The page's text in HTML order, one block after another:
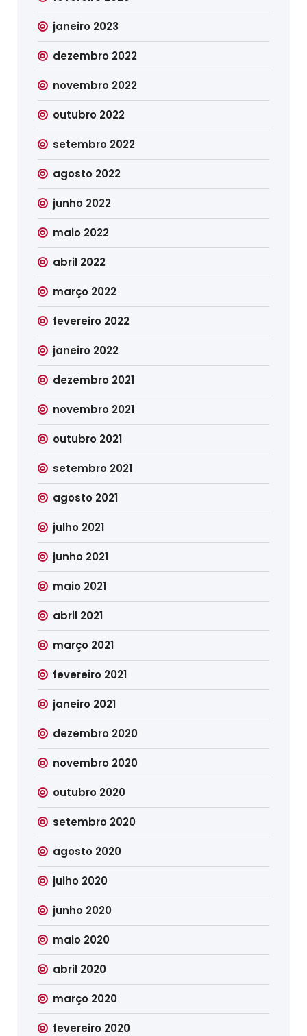
janeiro 2023
dezembro 2022
novembro 2022
outubro 2022
setembro 2022
agosto 2022
junho 2022
maio 2022
abril 2022
março 2022
fevereiro 2022
janeiro 2022
dezembro 2021
novembro 2021
outubro 2021
setembro 2021
agosto 2021
julho 2021
junho 2021
maio 2021
abril 2021
março 2021
fevereiro 2021
janeiro 2021
dezembro 2020
novembro 2020
outubro 2020
setembro 2020
agosto 2020
julho 2020
junho 2020
maio 2020
abril 2020
março 2020
fevereiro 2020